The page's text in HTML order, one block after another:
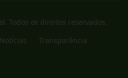
. Todos os direitos reservados.
Notícias Transparência